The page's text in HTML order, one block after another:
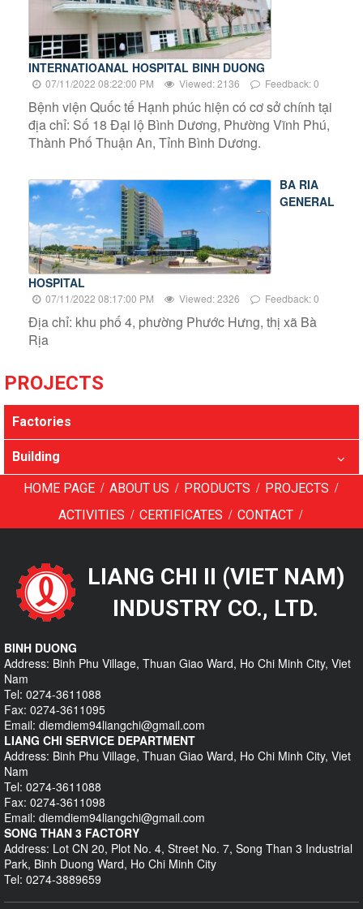
INTERNATIOANAL HOSPITAL BINH DUONG
07/11/2022 08:22:00 PM Viewed: 2136 Feedback: 0
Bệnh viện Quốc tế Hạnh phúc hiện có cơ sở chính tại
địa chỉ: Số 18 Đại lộ Bình Dương, Phường Vĩnh Phú,
Thành Phố Thuận An, Tỉnh Bình Dương.
BA RIA
GENERAL
HOSPITAL
07/11/2022 08:17:00 PM Viewed: 2326 Feedback: 0
Địa chỉ: khu phố 4, phường Phước Hưng, thị xã Bà
Rịa
PROJECTS
Factories
Building
HOME PAGE / ABOUT US / PRODUCTS / PROJECTS /
ACTIVITIES / CERTIFICATES / CONTACT /
LIANG CHI II (VIET NAM)
INDUSTRY CO., LTD.
BINH DUONG
Address: Binh Phu Village, Thuan Giao Ward, Ho Chi Minh City, Viet
Nam
Tel: 0274-3611088
Fax: 0274-3611095
Email: diemdiem94liangchi@gmail.com
LIANG CHI SERVICE DEPARTMENT
Address: Binh Phu Village, Thuan Giao Ward, Ho Chi Minh City, Viet
Nam
Tel: 0274-3611088
Fax: 0274-3611098
Email: diemdiem94liangchi@gmail.com
SONG THAN 3 FACTORY
Address: Lot CN 20, Plot No. 4, Street No. 7, Song Than 3 Industrial
Park, Binh Duong Ward, Ho Chi Minh City
Tel: 0274-3889659